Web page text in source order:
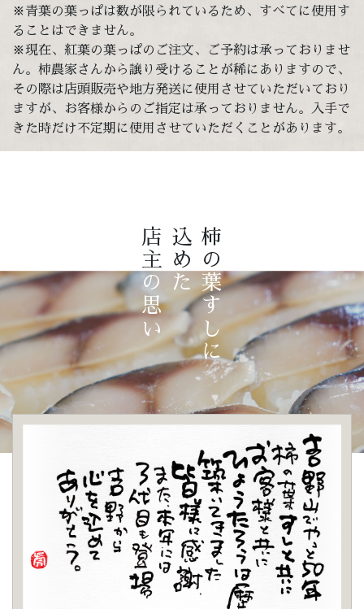
※青葉の葉っぱは数が限られているため、すべてに使用す
ることはできません。
※現在、紅葉の葉っぱのご注文、ご予約は承っておりませ
ん。柿農家さんから譲り受けることが稀にありますので、
その際は店頭販売や地方発送に使用させていただいており
ますが、お客様からのご指定は承っておりません。入手で
きた時だけ不定期に使用させていただくことがあります。
柿の
葉すしに
込め
た
店主
の思い